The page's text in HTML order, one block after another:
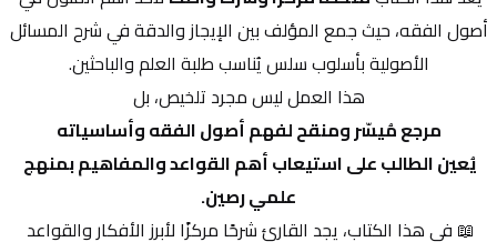
الأصولية بأسلوب سلس يُناسب طلبة العلم والباحثين.
هذا العمل ليس مجرد تلخيص، بل
مرجع مُيسّر ومنقح لفهم أصول الفقه وأساسياته
علمي رصين.